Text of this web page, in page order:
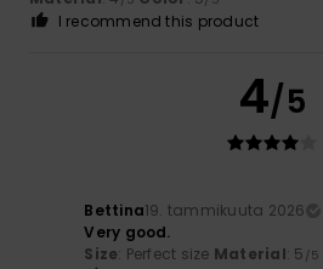
I recommend this product
4/5
Bettina19. tammikuuta 2026
Very good.
Size: Perfect size Material: 5 /5